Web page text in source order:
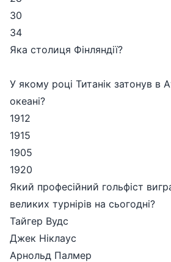
30
34
Яка столиця Фінляндії?
У якому році Титанік затонув в
океані?
1912
1915
1905
1920
Який професійний гольфіст
великих турнірів на сьогодні?
Тайгер Вудс
Джек Ніклаус
Арнольд Палмер